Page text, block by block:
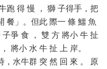
跑 得 慢 ， 獅 子得手，把
餐」。但此 際一 條 鱷 魚
爭 食 ， 雙 方 將小 牛 扯
將小 水 牛 扯 上 岸。
，水牛群 突 然 回 來 。 原